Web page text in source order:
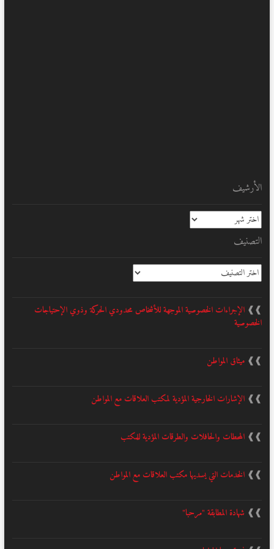
الأرشيف
الأرشيف
التصنيف
التصنيف
❱❱ الإجراءات الخصوصية الموجهة للأشخاص محدودي الحركة وذوي الإحتياجات
الخصوصية
❱❱ ميثاق المواطن
❱❱ الإشارات الخارجية المؤدية لمكتب العلاقات مع المواطن
❱❱ المحطات والحافلات والطرقات المؤدية للمكتب
❱❱ الخدمات التي يسديها مكتب العلاقات مع المواطن
❱❱ شهادة المطابقة "مرحبا"